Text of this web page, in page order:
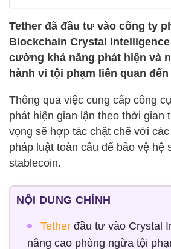
Tether đã đầu tư vào công ty
Blockchain Crystal
cường khả năng phát hiện và
hành vi tội phạm liên quan đến
Thông qua việc cung cấp công
phát hiện gian lận theo thời gian
vọng sẽ hợp tác chặt chẽ với
pháp luật toàn cầu để bảo vệ hệ
stablecoin.
NỘI DUNG CHÍNH
Tetherđầu tư vào Crystal
nâng cao phòng ngừa tội